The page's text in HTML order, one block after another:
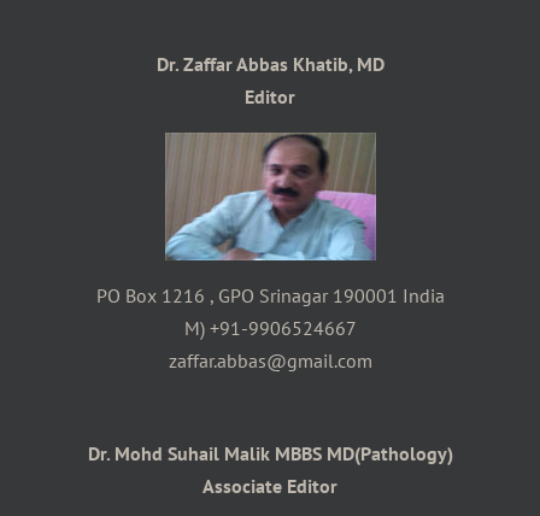
Dr. Zaffar Abbas Khatib, MD
Editor
PO Box 1216 , GPO Srinagar 190001 India
M) +91-9906524667
zaffar.abbas@gmail.com
Dr. Mohd Suhail Malik MBBS MD(Pathology)
Associate Editor